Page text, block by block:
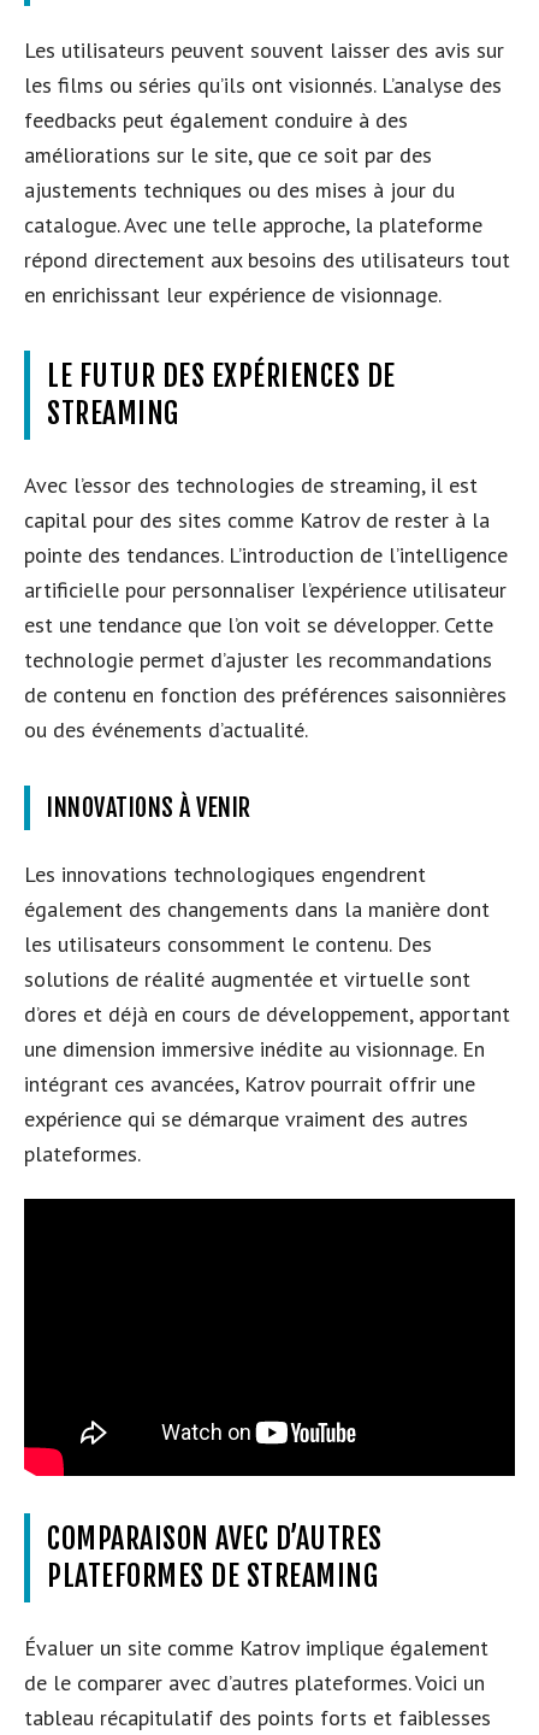
Les utilisateurs peuvent souvent laisser des avis sur
les films ou séries qu’ils ont visionnés. L’analyse des
feedbacks peut également conduire à des
améliorations sur le site, que ce soit par des
ajustements techniques ou des mises à jour du
catalogue. Avec une telle approche, la plateforme
répond directement aux besoins des utilisateurs tout
en enrichissant leur expérience de visionnage.
LE FUTUR DES EXPÉRIENCES DE
STREAMING
Avec l’essor des technologies de streaming, il est
capital pour des sites comme Katrov de rester à la
pointe des tendances. L’introduction de l’intelligence
artificielle pour personnaliser l’expérience utilisateur
est une tendance que l’on voit se développer. Cette
technologie permet d’ajuster les recommandations
de contenu en fonction des préférences saisonnières
ou des événements d’actualité.
INNOVATIONS À VENIR
Les innovations technologiques engendrent
également des changements dans la manière dont
les utilisateurs consomment le contenu. Des
solutions de réalité augmentée et virtuelle sont
d’ores et déjà en cours de développement, apportant
une dimension immersive inédite au visionnage. En
intégrant ces avancées, Katrov pourrait offrir une
expérience qui se démarque vraiment des autres
plateformes.
COMPARAISON AVEC D’AUTRES
PLATEFORMES DE STREAMING
Évaluer un site comme Katrov implique également
de le comparer avec d’autres plateformes. Voici un
tableau récapitulatif des points forts et faiblesses